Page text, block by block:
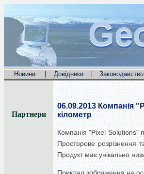
Новини | Довідники | Законодавство
Партнери
06.09.2013 Компанія
кілометр
Компанія "Pixel Solutions"
Просторове розрізнення
Продукт має унікально